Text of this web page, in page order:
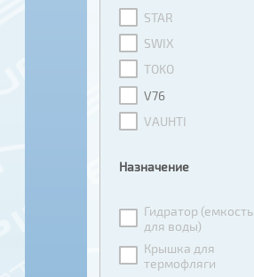
STAR
SWIX
TOKO
V76
VAUHTI
Назначение
Гидратор (емкость
для воды)
Крышка для
термофляги